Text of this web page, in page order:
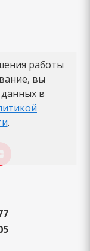
работы
вы
в
.